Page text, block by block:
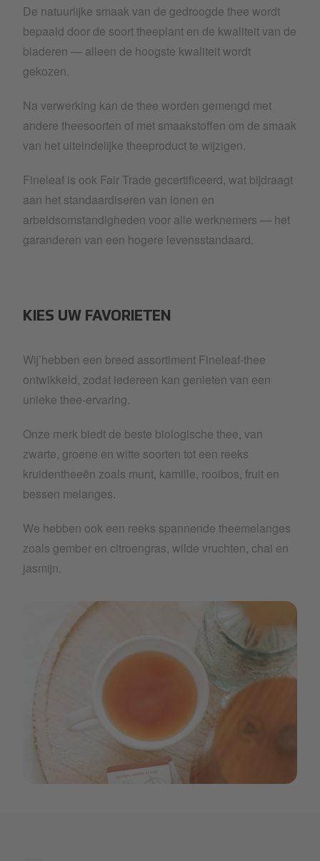
De natuurlijke smaak van de gedroogde thee wordt
bepaald door de soort theeplant en de kwaliteit van de
bladeren — alleen de hoogste kwaliteit wordt
gekozen.
Na verwerking kan de thee worden gemengd met
andere theesoorten of met smaakstoffen om de smaak
van het uiteindelijke theeproduct te wijzigen.
Fineleaf is ook Fair Trade gecertificeerd, wat bijdraagt
aan het standaardiseren van lonen en
arbeidsomstandigheden voor alle werknemers — het
garanderen van een hogere levensstandaard.
KIES UW FAVORIETEN
Wij’hebben een breed assortiment Fineleaf-thee
ontwikkeld, zodat iedereen kan genieten van een
unieke thee-ervaring.
Onze merk biedt de beste biologische thee, van
zwarte, groene en witte soorten tot een reeks
kruidentheeën zoals munt, kamille, rooibos, fruit en
bessen melanges.
We hebben ook een reeks spannende theemelanges
zoals gember en citroengras, wilde vruchten, chai en
jasmijn.